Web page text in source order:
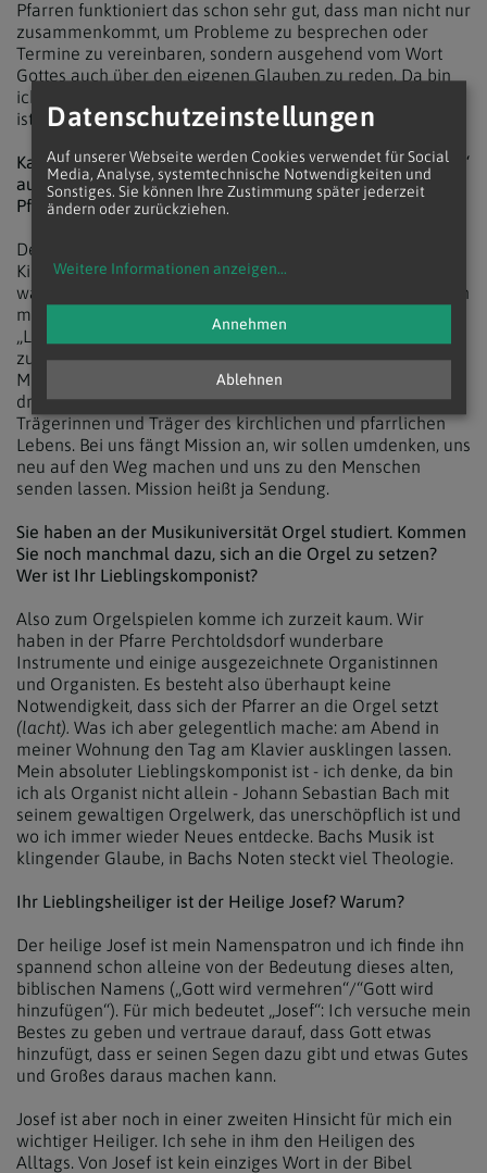
Pfarren funktioniert das schon sehr gut, dass man nicht nur
zusammenkommt, um Probleme zu besprechen oder
Termine zu vereinbaren, sondern ausgehend vom Wort
Gottes auch über den eigenen Glauben zu reden. Da bin
ich ganz bei meinem Vorgänger Pater Petrus Hübner: das
ist wichtig und das sollten wir alle lernen.
Kardinal Christoph Schönborn hat die Devise „Mission first“
ausgegeben. Was hat das für Sie als Pfarrer und in Ihrer
Pfarre bedeutet?
Der Begriff „Mission“ war lange Zeit ein Unwort in unserer
Kirche. Das hat nach „Zwangsbeglückung“ oder „Ich weiß,
was für dich gut ist und erzähle dir das jetzt“ geklungen. In
meiner Pfarre haben wir in der Zeit von Corona und den
„Lockdowns“ versucht, Neues zu probieren und Menschen
zu erreichen, die am Rand stehen. Wenn ich den Begriff
Mission höre, denke ich aber nicht an „Ungläubige“
draußen, sondern zuerst an mich und an uns, die
Trägerinnen und Träger des kirchlichen und pfarrlichen
Lebens. Bei uns fängt Mission an, wir sollen umdenken, uns
neu auf den Weg machen und uns zu den Menschen
senden lassen. Mission heißt ja Sendung.
Sie haben an der Musikuniversität Orgel studiert. Kommen
Sie noch manchmal dazu, sich an die Orgel zu setzen?
Wer ist Ihr Lieblingskomponist?
Also zum Orgelspielen komme ich zurzeit kaum. Wir
haben in der Pfarre Perchtoldsdorf wunderbare
Instrumente und einige ausgezeichnete Organistinnen
und Organisten. Es besteht also überhaupt keine
Notwendigkeit, dass sich der Pfarrer an die Orgel setzt
(lacht). Was ich aber gelegentlich mache: am Abend in
meiner Wohnung den Tag am Klavier ausklingen lassen.
Mein absoluter Lieblingskomponist ist - ich denke, da bin
ich als Organist nicht allein - Johann Sebastian Bach mit
seinem gewaltigen Orgelwerk, das unerschöpflich ist und
wo ich immer wieder Neues entdecke. Bachs Musik ist
klingender Glaube, in Bachs Noten steckt viel Theologie.
Ihr Lieblingsheiliger ist der Heilige Josef? Warum?
Der heilige Josef ist mein Namenspatron und ich finde ihn
spannend schon alleine von der Bedeutung dieses alten,
biblischen Namens („Gott wird vermehren“/“Gott wird
hinzufügen“). Für mich bedeutet „Josef“: Ich versuche mein
Bestes zu geben und vertraue darauf, dass Gott etwas
hinzufügt, dass er seinen Segen dazu gibt und etwas Gutes
und Großes daraus machen kann.
Josef ist aber noch in einer zweiten Hinsicht für mich ein
wichtiger Heiliger. Ich sehe in ihm den Heiligen des
Alltags. Von Josef ist kein einziges Wort in der Bibel
Datenschutzeinstellungen
Auf unserer Webseite werden Cookies verwendet für Social
Media, Analyse, systemtechnische Notwendigkeiten und
Sonstiges. Sie können Ihre Zustimmung später jederzeit
ändern oder zurückziehen.
Weitere Informationen anzeigen...
Ablehnen
Annehmen